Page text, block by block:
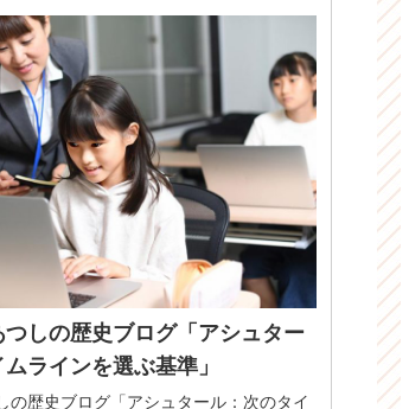
しの歴史ブログ「アシュター
ラインを選ぶ基準」
歴史ブログ「アシュタール：次のタイ